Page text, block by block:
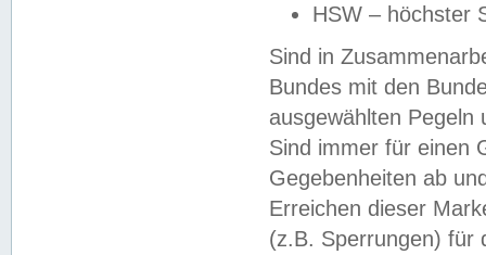
HSW – höchster
Sind in
Bundes mit den
ausgewählten
Sind immer für einen
Gegebenheiten ab
Erreichen dieser
(z.B. Sperrungen) für